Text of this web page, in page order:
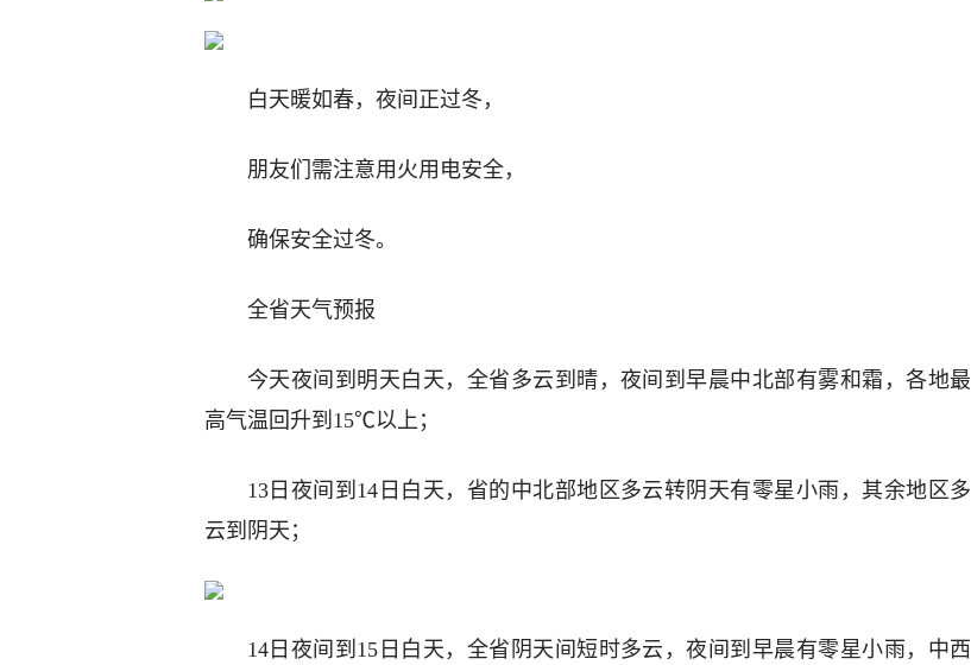
白天暖如春，夜间正过冬，
朋友们需注意用火用电安全，
确保安全过冬。
全省天气预报
今天夜间到明天白天，全省多云到晴，夜间到早晨中北部有雾和霜，各地最
高气温回升到15℃以上；
13日夜间到14日白天，省的中北部地区多云转阴天有零星小雨，其余地区多
云到阴天；
14日夜间到15日白天，全省阴天间短时多云，夜间到早晨有零星小雨，中西